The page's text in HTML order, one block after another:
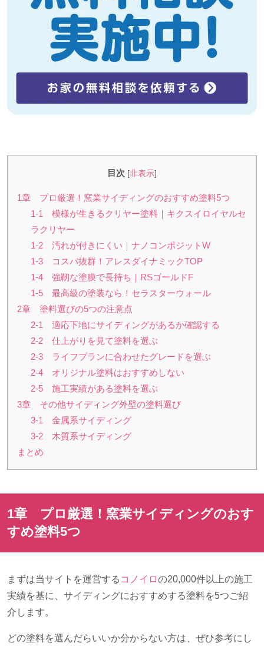
目次 [非表示]
1章 プロ厳選！窯業サイディングのおすすめ塗料5つ
1-1 模様が生きるクリヤー塗料｜キクスイロイヤルセ
ラクリヤー
1-2 汚れが付きにくい｜ナノコンポジットW
1-3 コスパ抜群！アレスダイナミックTOP
1-4 強靭な塗膜で長持ち｜RSゴールドF
1-5 最高級の塗装なら！セラスターウォール
2章 塗料選びの5つの注意点
2-1 適応下地にサイディングがあるか確認する
2-2 仕上がりを見て塗料を選ぶ
2-3 ライフプランに合わせたグレードを選ぶ
2-4 オリジナル塗料はおすすめしない
2-5 施工実績がある塗料を選ぶ
3章 その他サイディング外壁の塗料選び
3-1 金属系サイディング
3-2 木質系サイディング
まとめ
1章 プロ厳選！窯業サイディングのおす
すめ塗料5つ
まずは当サイトを運営する コノイロの20,000件以上の施工
実績を基に、サイディングにおすすめする塗料を5つご紹
介します。
どの塗料を選んだらいいか分からない方は、ぜひ参考にし